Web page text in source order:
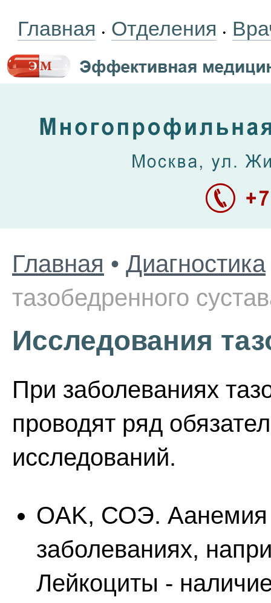
Главная • Отделения •
Главная • Диагностика
тазобедренного
Исследования
При заболеваниях
проводят ряд
исследований.
OAK, СОЭ. Аанемия
заболеваниях,
Лейкоциты -